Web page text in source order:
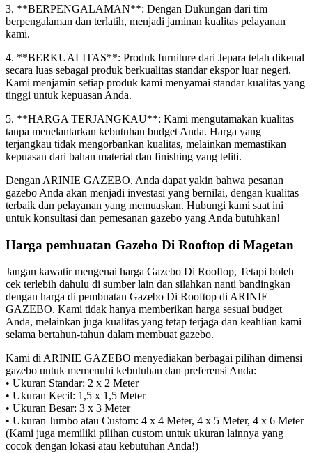
3. **BERPENGALAMAN**: Dengan Dukungan dari tim
berpengalaman dan terlatih, menjadi jaminan kualitas pelayanan
kami.
4. **BERKUALITAS**: Produk furniture dari Jepara telah dikenal
secara luas sebagai produk berkualitas standar ekspor luar negeri.
Kami menjamin setiap produk kami menyamai standar kualitas yang
tinggi untuk kepuasan Anda.
5. **HARGA TERJANGKAU**: Kami mengutamakan kualitas
tanpa menelantarkan kebutuhan budget Anda. Harga yang
terjangkau tidak mengorbankan kualitas, melainkan memastikan
kepuasan dari bahan material dan finishing yang teliti.
Dengan ARINIE GAZEBO, Anda dapat yakin bahwa pesanan
gazebo Anda akan menjadi investasi yang bernilai, dengan kualitas
terbaik dan pelayanan yang memuaskan. Hubungi kami saat ini
untuk konsultasi dan pemesanan gazebo yang Anda butuhkan!
Harga pembuatan Gazebo Di Rooftop di Magetan
Jangan kawatir mengenai harga Gazebo Di Rooftop, Tetapi boleh
cek terlebih dahulu di sumber lain dan silahkan nanti bandingkan
dengan harga di pembuatan Gazebo Di Rooftop di ARINIE
GAZEBO. Kami tidak hanya memberikan harga sesuai budget
Anda, melainkan juga kualitas yang tetap terjaga dan keahlian kami
selama bertahun-tahun dalam membuat gazebo.
Kami di ARINIE GAZEBO menyediakan berbagai pilihan dimensi
gazebo untuk memenuhi kebutuhan dan preferensi Anda:
• Ukuran Standar: 2 x 2 Meter
• Ukuran Kecil: 1,5 x 1,5 Meter
• Ukuran Besar: 3 x 3 Meter
• Ukuran Jumbo atau Custom: 4 x 4 Meter, 4 x 5 Meter, 4 x 6 Meter
(Kami juga memiliki pilihan custom untuk ukuran lainnya yang
cocok dengan lokasi atau kebutuhan Anda!)